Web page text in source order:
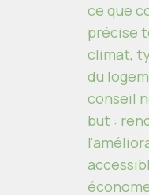
ce que
précise
climat,
du
conseil
but :